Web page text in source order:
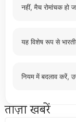
नहीं, मैच रोमांचक हो
यह विशेष रूप से
नियम में बदलाव करें,
ताज़ा खबरें